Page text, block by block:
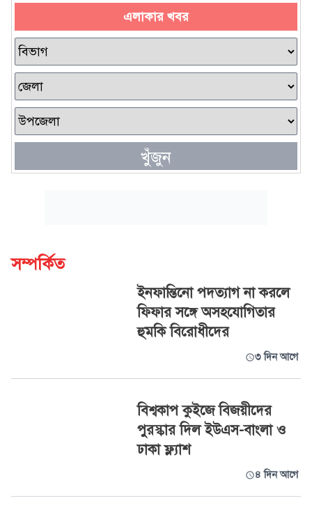
এলাকার খবর
খুঁজুন
সম্পর্কিত
ইনফান্তিনো পদত্যাগ না করলে
ফিফার সঙ্গে অসহযোগিতার
হুমকি বিরোধীদের
৩ দিন আগে
বিশ্বকাপ কুইজে বিজয়ীদের
পুরস্কার দিল ইউএস-বাংলা ও
ঢাকা ফ্ল্যাশ
৪ দিন আগে